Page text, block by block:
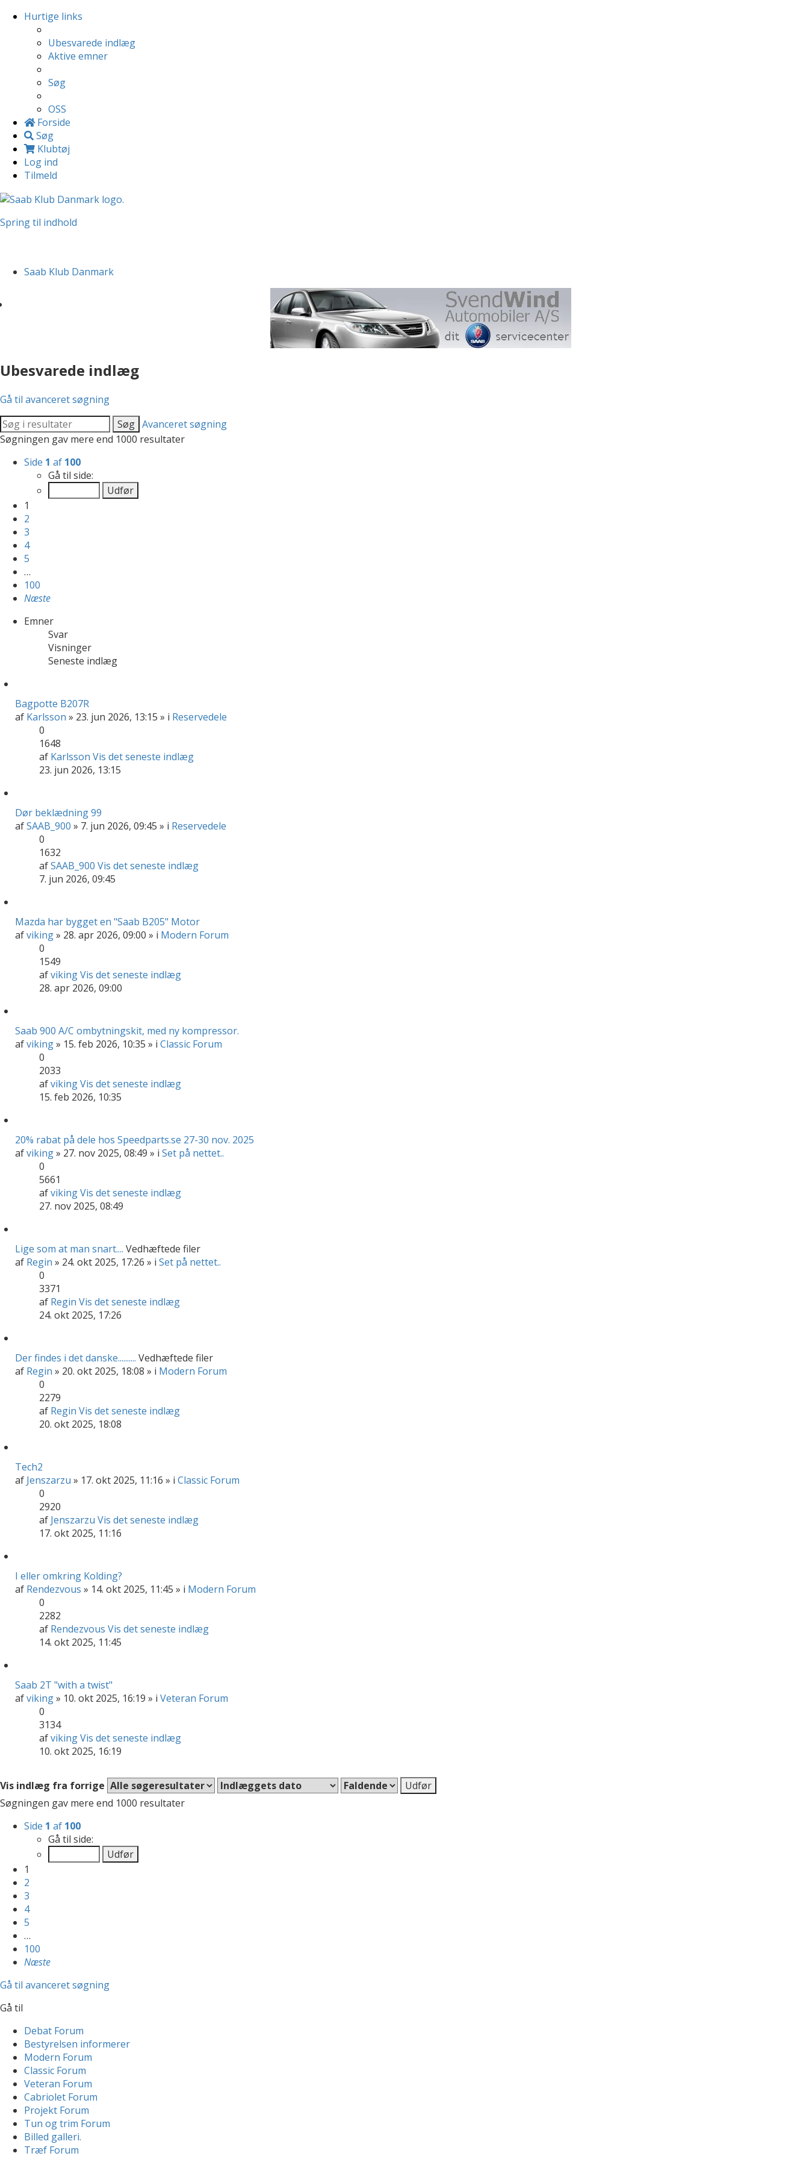
Hurtige links
Ubesvarede indlæg
Aktive emner
Søg
OSS
Forside
Søg
Klubtøj
Log ind
Tilmeld
Spring til indhold
Saab Klub Danmark
Ubesvarede indlæg
Gå til avanceret søgning
Søg Avanceret søgning
Søgningen gav mere end 1000 resultater
Side 1 af 100
Gå til side:
1
2
3
4
5
…
100
Næste
Emner
Svar
Visninger
Seneste indlæg
Bagpotte B207R
af Karlsson » 23. jun 2026, 13:15 » i Reservedele
0
1648
af Karlsson Vis det seneste indlæg
23. jun 2026, 13:15
Dør beklædning 99
afSAAB_900 » 7. jun 2026, 09:45 » i Reservedele
0
1632
afSAAB_900 Vis det seneste indlæg
7. jun 2026, 09:45
Mazda har bygget en "Saab B205" Motor
afviking» 28. apr 2026, 09:00 » i Modern Forum
0
1549
afvikingVis det seneste indlæg
28. apr 2026, 09:00
Saab 900 A/C ombytningskit, med ny kompressor.
afviking» 15. feb 2026, 10:35 » i Classic Forum
0
2033
afvikingVis det seneste indlæg
15. feb 2026, 10:35
20% rabat på dele hos Speedparts.se 27-30 nov. 2025
afviking» 27. nov 2025, 08:49 » i Set på nettet..
0
5661
afvikingVis det seneste indlæg
27. nov 2025, 08:49
Lige som at man snart.... Vedhæftede filer
af Regin » 24. okt 2025, 17:26 » i Set på nettet..
0
3371
af Regin Vis det seneste indlæg
24. okt 2025, 17:26
Der findes i det danske.......... Vedhæftede filer
af Regin » 20. okt 2025, 18:08 » i Modern Forum
0
2279
af Regin Vis det seneste indlæg
20. okt 2025, 18:08
Tech2
af Jenszarzu » 17. okt 2025, 11:16 » i Classic Forum
0
2920
af Jenszarzu Vis det seneste indlæg
17. okt 2025, 11:16
I eller omkring Kolding?
af Rendezvous » 14. okt 2025, 11:45 » i Modern Forum
0
2282
af Rendezvous Vis det seneste indlæg
14. okt 2025, 11:45
Saab 2T "with a twist"
afviking» 10. okt 2025, 16:19 » i Veteran Forum
0
3134
afvikingVis det seneste indlæg
10. okt 2025, 16:19
Vis indlæg fra forrige
Søgningen gav mere end 1000 resultater
Side 1 af 100
Gå til side:
1
2
3
4
5
…
100
Næste
Gå til avanceret søgning
Gå til
Debat Forum
Bestyrelsen informerer
Modern Forum
Classic Forum
Veteran Forum
Cabriolet Forum
Projekt Forum
Tun og trim Forum
Billed galleri.
Træf Forum